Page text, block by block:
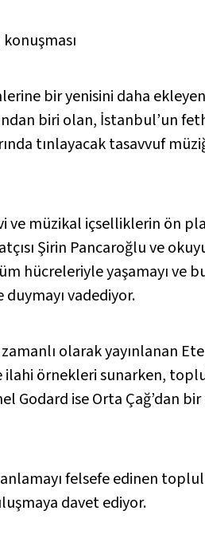
bir yenisini daha
biri olan, İstanbul’un
tınlayacak tasavvuf
ve müzikal içselliklerin ön
Şirin Pancaroğlu ve
hücreleriyle yaşamayı ve
vadediyor.
olarak yayınlanan
örnekleri sunarken,
Godard ise Orta Çağ’dan
anlamayı felsefe edinen
davet ediyor.